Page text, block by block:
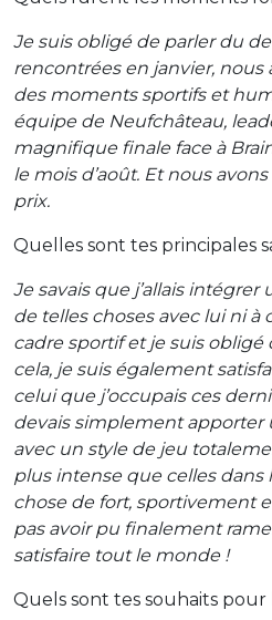
Je suis obligé de parler du
rencontrées en janvier,
des moments sportifs et
équipe de Neufchâteau,
magnifique finale face à
le mois d’août. Et nous
prix.
Quelles sont tes principales
Je savais que j’allais
de telles choses avec lui ni à
cadre sportif et je suis
cela, je suis également
celui que j’occupais ces
devais simplement
avec un style de jeu
plus intense que celles dans
chose de fort, sportivement
pas avoir pu finalement
satisfaire tout le monde !
Quels sont tes souhaits pour